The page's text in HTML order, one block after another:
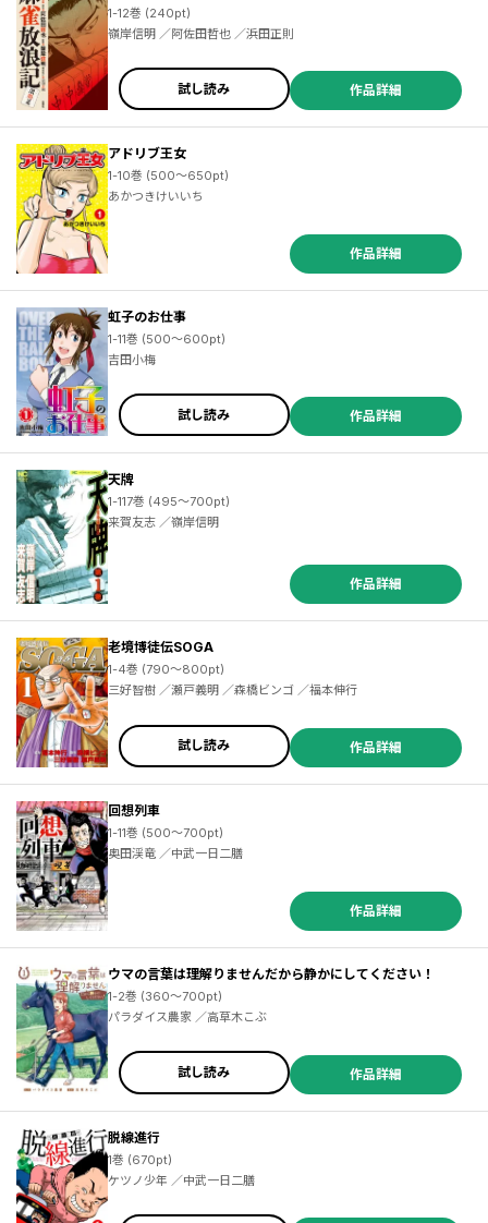
1-12巻 (240pt)
嶺岸信明 ／阿佐田哲也 ／浜田正則
試し読み 作品詳細
アドリブ王女
1-10巻 (500～650pt)
あかつきけいいち
作品詳細
虹子のお仕事
1-11巻 (500～600pt)
吉田小梅
試し読み 作品詳細
天牌
1-117巻 (495～700pt)
来賀友志 ／嶺岸信明
作品詳細
老境博徒伝SOGA
1-4巻 (790～800pt)
三好智樹 ／瀬戸義明 ／森橋ビンゴ ／福本伸行
試し読み 作品詳細
回想列車
1-11巻 (500～700pt)
奥田渓竜 ／中武一日二膳
作品詳細
ウマの言葉は理解りませんだから静かにしてください！
1-2巻 (360～700pt)
パラダイス農家 ／高草木こぶ
試し読み 作品詳細
脱線進行
1巻 (670pt)
ケツノ少年 ／中武一日二膳